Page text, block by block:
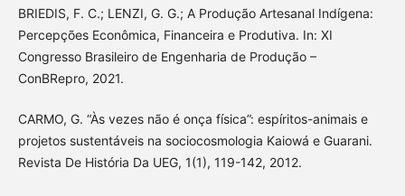
BRIEDIS, F. C.; LENZI, G. G.; A Produção Artesanal Indígena:
Percepções Econômica, Financeira e Produtiva. In: XI
Congresso Brasileiro de Engenharia de Produção –
ConBRepro, 2021.
CARMO, G. “Às vezes não é onça física”: espíritos-animais e
projetos sustentáveis na sociocosmologia Kaiowá e Guarani.
Revista De História Da UEG, 1(1), 119-142, 2012.